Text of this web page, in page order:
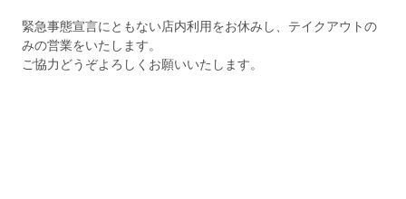
緊急事態宣言にともない店内利用をお休みし、テイクアウトの
みの営業をいたします。
ご協力どうぞよろしくお願いいたします。